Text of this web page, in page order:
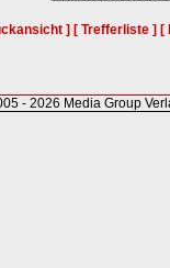
] [ Trefferliste ] [
- 2026 Media Group